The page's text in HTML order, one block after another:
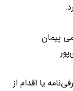
یا اقدام از